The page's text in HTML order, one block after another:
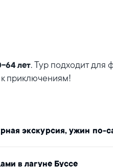
64 лет. Тур подходит для
приключениям!
экскурсия, ужин по-
в лагуне Буссе